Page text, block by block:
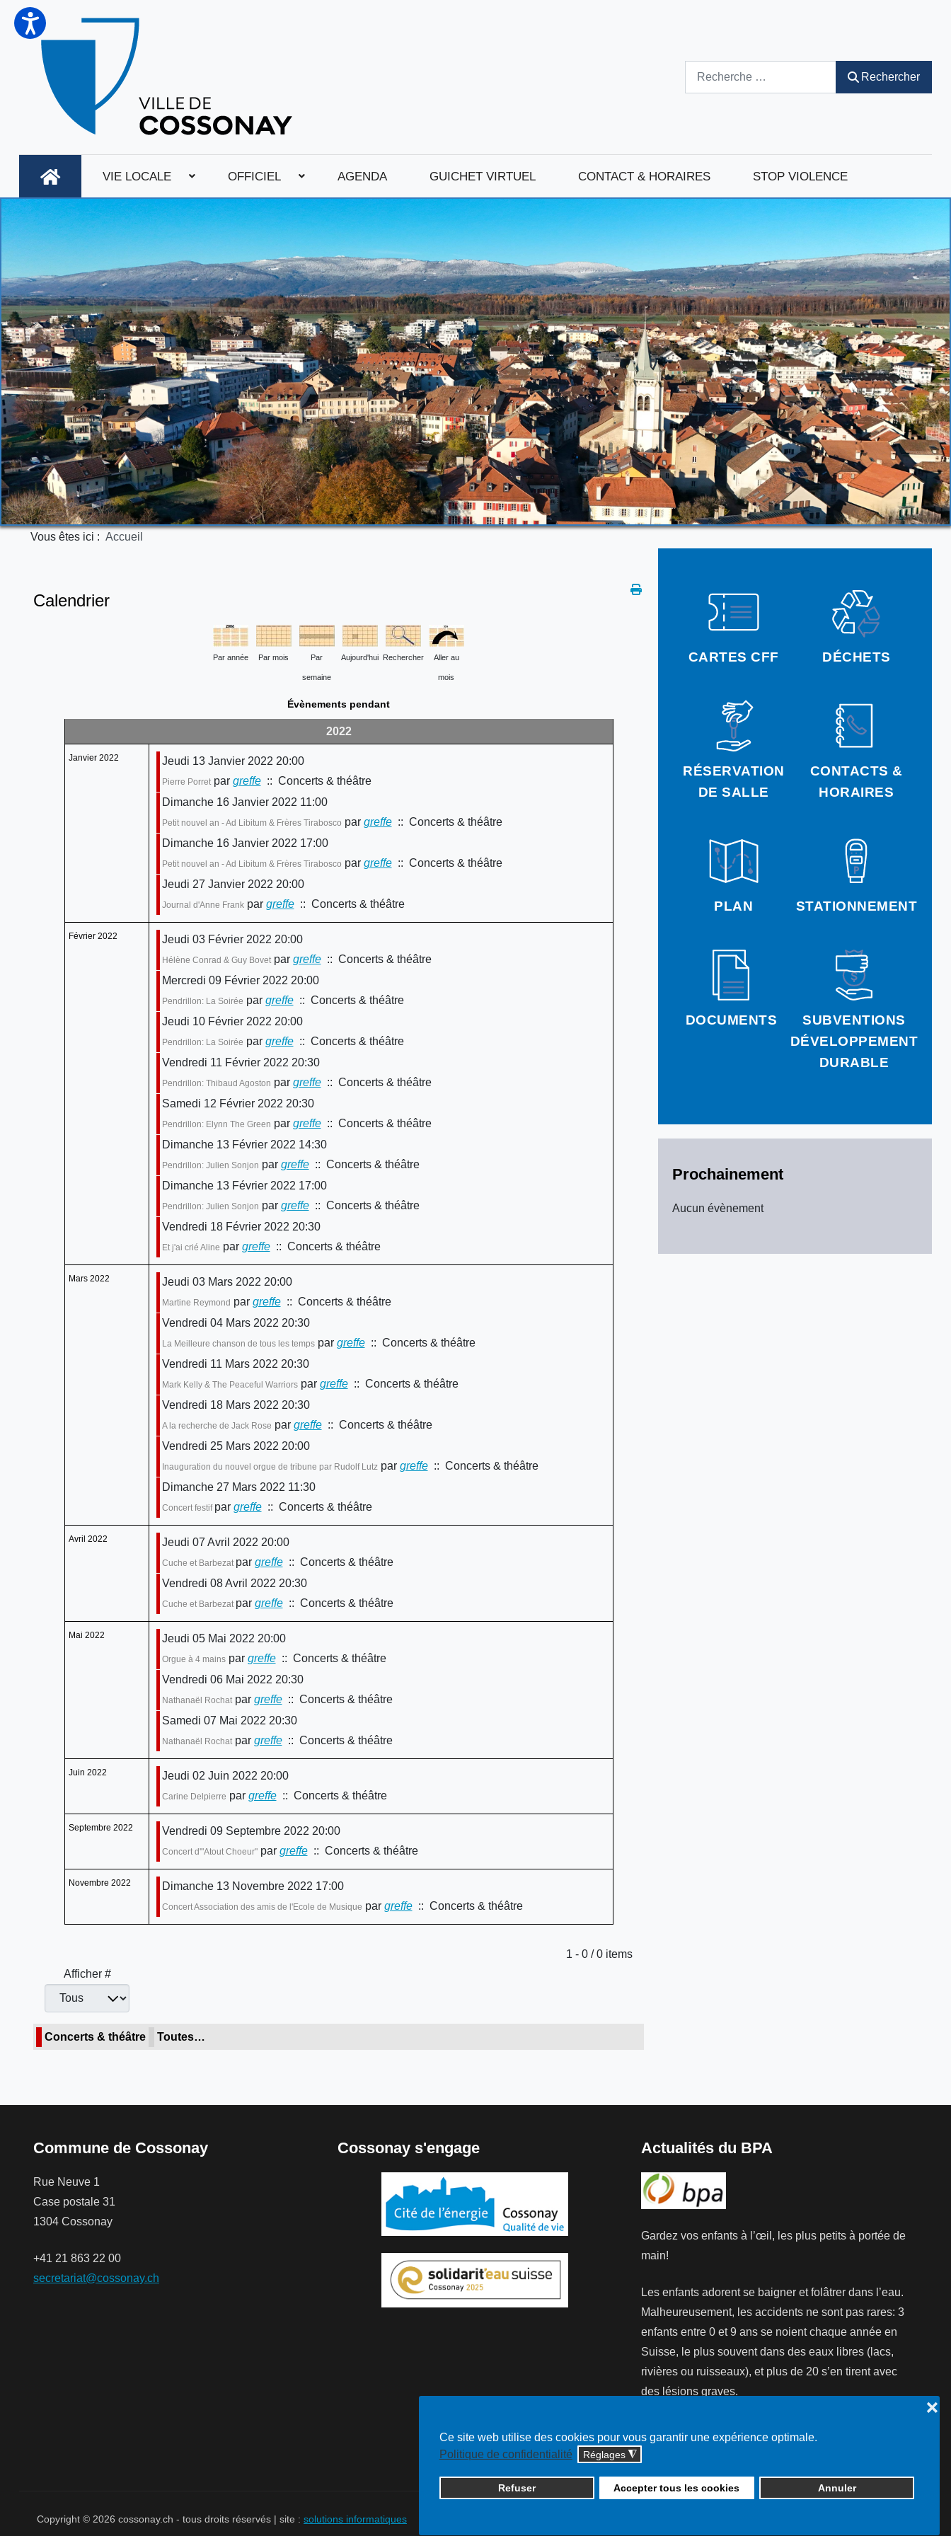
Ce site web utilise des cookies pour vous garantir une expérience optimale.
Politique de confidentialité
Réglages ◮
Refuser Accepter tous les cookies Annuler
❌
Rechercher
VIE LOCALE OFFICIEL AGENDA GUICHET VIRTUEL CONTACT & HORAIRES STOP VIOLENCE
Vous êtes ici : Accueil
CARTES CFF DÉCHETS
RÉSERVATION
DE SALLE
CONTACTS &
HORAIRES
PLAN STATIONNEMENT
DOCUMENTS
SUBVENTIONS
DÉVELOPPEMENT
DURABLE
Prochainement
Aucun évènement
Calendrier
Par année Par mois Par
semaine
Aujourd'hui Rechercher Aller au
mois
Évènements pendant
2022
Janvier 2022 Jeudi 13 Janvier 2022 20:00
Pierre Porretpar greffe:: Concerts & théâtre
Dimanche 16 Janvier 2022 11:00
Petit nouvel an - Ad Libitum & Frères Tirabosco par greffe:: Concerts & théâtre
Dimanche 16 Janvier 2022 17:00
Petit nouvel an - Ad Libitum & Frères Tirabosco par greffe:: Concerts & théâtre
Jeudi 27 Janvier 2022 20:00
Journal d'Anne Frankpar greffe:: Concerts & théâtre
Février 2022 Jeudi 03 Février 2022 20:00
Hélène Conrad & Guy Bovetpar greffe:: Concerts & théâtre
Mercredi 09 Février 2022 20:00
Pendrillon: La Soirée par greffe:: Concerts & théâtre
Jeudi 10 Février 2022 20:00
Pendrillon: La Soirée par greffe:: Concerts & théâtre
Vendredi 11 Février 2022 20:30
Pendrillon: Thibaud Agoston par greffe:: Concerts & théâtre
Samedi 12 Février 2022 20:30
Pendrillon: Elynn The Green par greffe:: Concerts & théâtre
Dimanche 13 Février 2022 14:30
Pendrillon: Julien Sonjon par greffe:: Concerts & théâtre
Dimanche 13 Février 2022 17:00
Pendrillon: Julien Sonjon par greffe:: Concerts & théâtre
Vendredi 18 Février 2022 20:30
Et j'ai crié Aline par greffe:: Concerts & théâtre
Mars 2022 Jeudi 03 Mars 2022 20:00
Martine Reymond par greffe:: Concerts & théâtre
Vendredi 04 Mars 2022 20:30
La Meilleure chanson de tous les tempspar greffe:: Concerts & théâtre
Vendredi 11 Mars 2022 20:30
Mark Kelly & The Peaceful Warriorspar greffe:: Concerts & théâtre
Vendredi 18 Mars 2022 20:30
A la recherche de Jack Rose par greffe:: Concerts & théâtre
Vendredi 25 Mars 2022 20:00
Inauguration du nouvel orgue de tribune par Rudolf Lutzpar greffe:: Concerts & théâtre
Dimanche 27 Mars 2022 11:30
Concert festif par greffe:: Concerts & théâtre
Avril 2022 Jeudi 07 Avril 2022 20:00
Cuche et Barbezat par greffe:: Concerts & théâtre
Vendredi 08 Avril 2022 20:30
Cuche et Barbezat par greffe:: Concerts & théâtre
Mai 2022 Jeudi 05 Mai 2022 20:00
Orgue à 4 mainspar greffe:: Concerts & théâtre
Vendredi 06 Mai 2022 20:30
Nathanaël Rochatpar greffe:: Concerts & théâtre
Samedi 07 Mai 2022 20:30
Nathanaël Rochatpar greffe:: Concerts & théâtre
Juin 2022 Jeudi 02 Juin 2022 20:00
Carine Delpierre par greffe:: Concerts & théâtre
Septembre 2022 Vendredi 09 Septembre 2022 20:00
Concert d'"Atout Choeur"par greffe:: Concerts & théâtre
Novembre 2022 Dimanche 13 Novembre 2022 17:00
Concert Association des amis de l'Ecole de Musique par greffe:: Concerts & théâtre
1 - 0 / 0 items
Afficher #
Concerts & théâtre Toutes…
Commune de Cossonay
Rue Neuve 1
Case postale 31
1304 Cossonay
+41 21 863 22 00
secretariat@cossonay.ch
Cossonay s'engage Actualités du BPA
Gardez vos enfants à l’œil, les plus petits à portée de
main!
Les enfants adorent se baigner et folâtrer dans l’eau.
Malheureusement, les accidents ne sont pas rares: 3
enfants entre 0 et 9 ans se noient chaque année en
Suisse, le plus souvent dans des eaux libres (lacs,
rivières ou ruisseaux), et plus de 20 s’en tirent avec
des lésions graves.
Copyright © 2026 cossonay.ch - tous droits réservés | site : solutions informatiques